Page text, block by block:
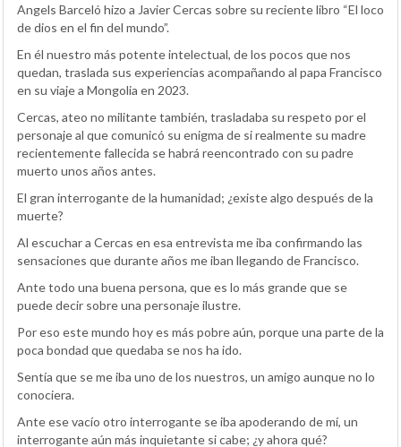
Angels Barceló hizo a Javier Cercas sobre su reciente libro “El loco
de dios en el fin del mundo”.
En él nuestro más potente intelectual, de los pocos que nos
quedan, traslada sus experiencias acompañando al papa Francisco
en su viaje a Mongolia en 2023.
Cercas, ateo no militante también, trasladaba su respeto por el
personaje al que comunicó su enigma de si realmente su madre
recientemente fallecida se habrá reencontrado con su padre
muerto unos años antes.
El gran interrogante de la humanidad; ¿existe algo después de la
muerte?
Al escuchar a Cercas en esa entrevista me iba confirmando las
sensaciones que durante años me iban llegando de Francisco.
Ante todo una buena persona, que es lo más grande que se
puede decir sobre una personaje ilustre.
Por eso este mundo hoy es más pobre aún, porque una parte de la
poca bondad que quedaba se nos ha ido.
Sentía que se me iba uno de los nuestros, un amigo aunque no lo
conociera.
Ante ese vacío otro interrogante se iba apoderando de mí, un
interrogante aún más inquietante si cabe; ¿y ahora qué?